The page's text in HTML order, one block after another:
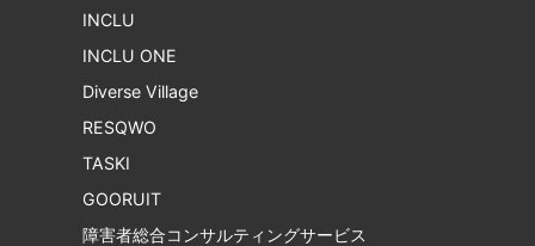
INCLU
INCLU ONE
Diverse Village
RESQWO
TASKI
GOORUIT
障害者総合コンサルティングサービス